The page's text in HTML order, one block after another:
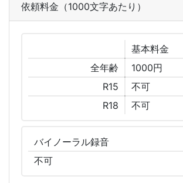
依頼料金（1000文字あたり）
基本料金
全年齢
1000円
R15
不可
R18
不可
バイノーラル録音
不可